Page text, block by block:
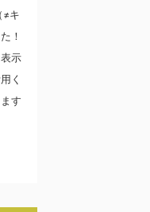
≠キ
！
示
く
す